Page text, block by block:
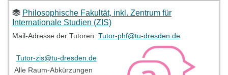
Uhrzeit:16:00-17:30 Uhr
Ort: Uniklinikum, Haus 91, SR1
Bitte kontaktieren Sie bei Problemen Ihre TutorInnen
(Mailadresse siehe oben).
Philosophische Fakultät, inkl. Zentrum für
Internationale Studien (ZIS)
Mail-Adresse der Tutoren: Tutor-phf@tu-dresden.de
Tutor-zis@tu-dresden.de
Alle Raum-Abkürzungen